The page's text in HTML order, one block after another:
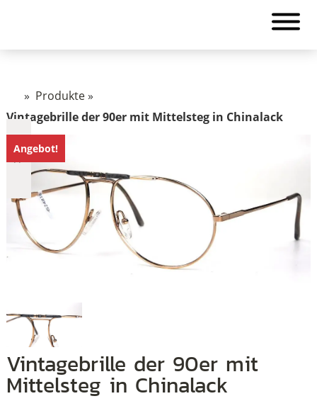
» Produkte»
Vintagebrille der 90er mit Mittelsteg in Chinalack
Angebot!
Vintagebrille der 90er mit
Mittelsteg in Chinalack
+